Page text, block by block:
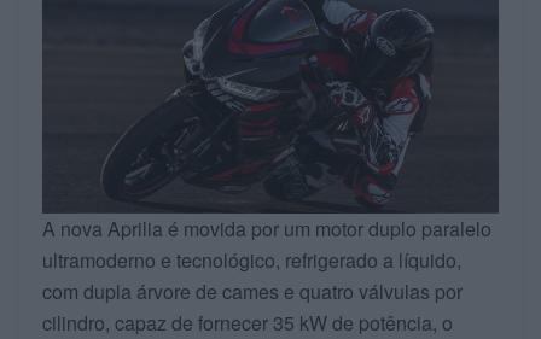
A nova Aprilia é movida por um motor duplo paralelo
ultramoderno e tecnológico, refrigerado a líquido,
com dupla árvore de cames e quatro válvulas por
cilindro, capaz de fornecer 35 kW de potência, o